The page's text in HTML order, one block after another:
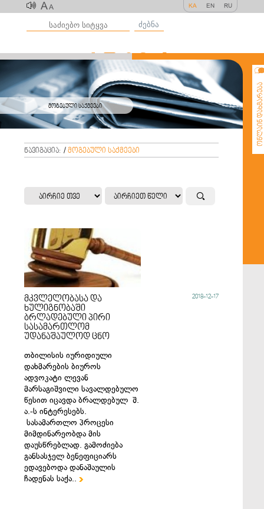
AA KA EN RU
ძებნა
მოგებული საქმეები ონლაინ დახმარება
ნავიგაცია: / მოგებული საქმეები

მკვლელობასა და
ხულიგნობაში
ბრლადებული პირი
სასამართლომ
უდანაშაულოდ ცნო
თბილისის იურიდიული
დახმარების ბიუროს
ადვოკატი ლევან
მარსაგიშვილი სავალდებულო
წესით იცავდა ბრალდებულ შ.
ა.-ს ინტერესებს.
სასამართლო პროცესი
მიმდინარეობდა მის
დაუსწრებლად. გამოძიება
განსასჯელ ბენეფიციარს
ედავებოდა დანაშაულის
ჩადენას საქა..
2018-12-17